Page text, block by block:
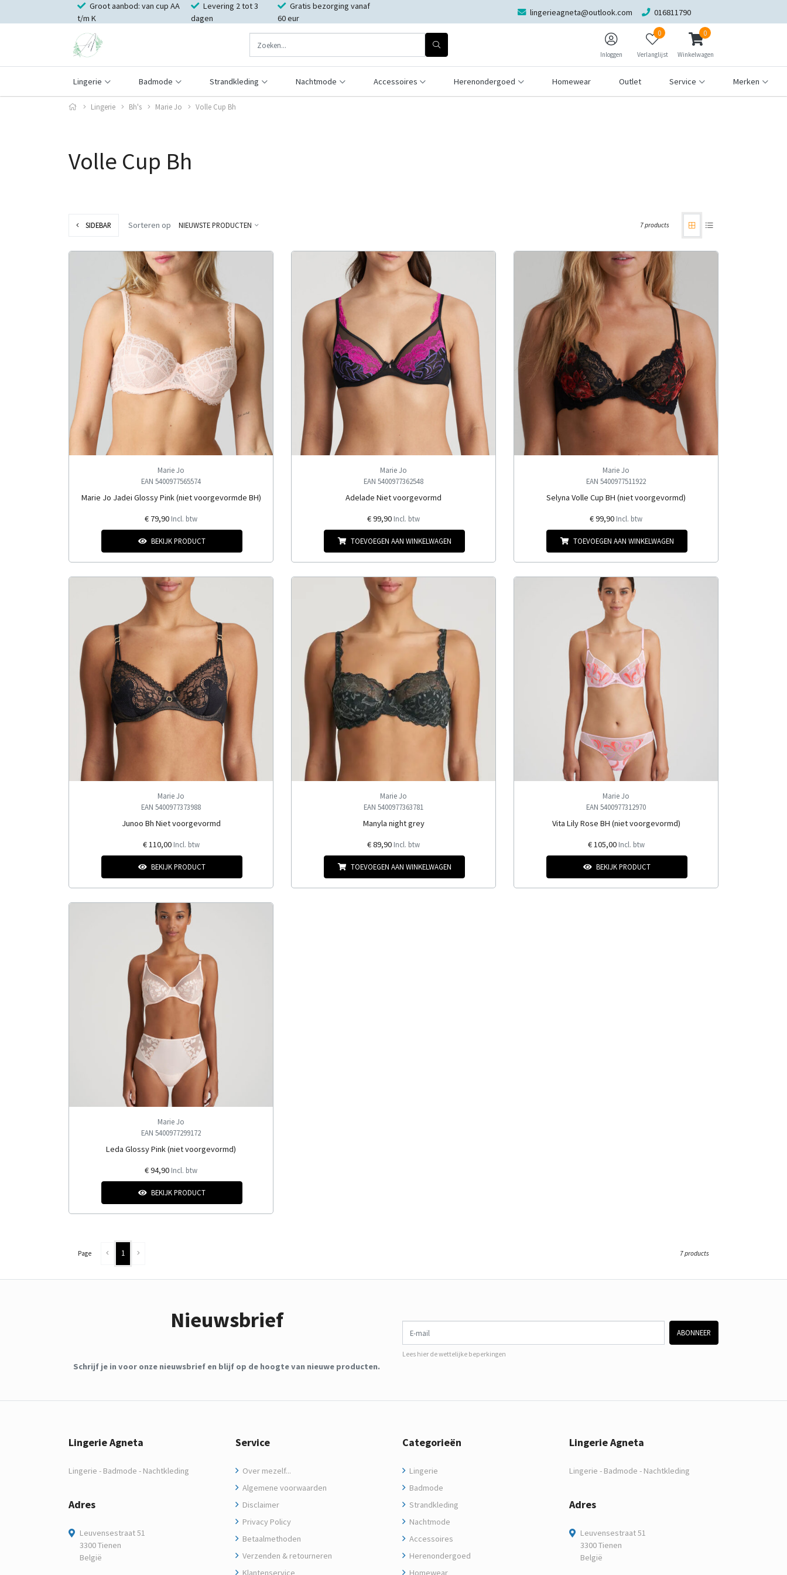
Groot aanbod: van cup AA
t/m K
Levering 2 tot 3
dagen
Gratis bezorging vanaf
60 eur
lingerieagneta@outlook.com 016811790
Inloggen
0
Verlanglijst
0
Winkelwagen
Lingerie Badmode Strandkleding Nachtmode Accessoires Herenondergoed Homewear Outlet Service Merken
Lingerie Bh's Marie Jo Volle Cup Bh
Volle Cup Bh
SIDEBAR Sorteren op NIEUWSTE PRODUCTEN 7 products
Marie Jo
EAN 5400977565574
Marie Jo Jadei Glossy Pink (niet voorgevormde BH)
€ 79,90 Incl. btw
BEKIJK PRODUCT
Marie Jo
EAN 5400977362548
Adelade Niet voorgevormd
€ 99,90 Incl. btw
TOEVOEGEN AAN WINKELWAGEN
Marie Jo
EAN 5400977511922
Selyna Volle Cup BH (niet voorgevormd)
€ 99,90 Incl. btw
TOEVOEGEN AAN WINKELWAGEN
Marie Jo
EAN 5400977373988
Junoo Bh Niet voorgevormd
€ 110,00 Incl. btw
BEKIJK PRODUCT
Marie Jo
EAN 5400977363781
Manyla night grey
€ 89,90 Incl. btw
TOEVOEGEN AAN WINKELWAGEN
Marie Jo
EAN 5400977312970
Vita Lily Rose BH (niet voorgevormd)
€ 105,00 Incl. btw
BEKIJK PRODUCT
Marie Jo
EAN 5400977299172
Leda Glossy Pink (niet voorgevormd)
€ 94,90 Incl. btw
BEKIJK PRODUCT
Page 1 7 products
Nieuwsbrief
Schrijf je in voor onze nieuwsbrief en blijf op de hoogte van nieuwe producten.
E-mail
ABONNEER
Lees hier de wettelijke beperkingen
Lingerie Agneta
Lingerie - Badmode - Nachtkleding
Adres
Leuvensestraat 51
3300 Tienen
België
Service
Over mezelf...
Algemene voorwaarden
Disclaimer
Privacy Policy
Betaalmethoden
Verzenden & retourneren
Klantenservice
Categorieën
Lingerie
Badmode
Strandkleding
Nachtmode
Accessoires
Herenondergoed
Homewear
Lingerie Agneta
Lingerie - Badmode - Nachtkleding
Adres
Leuvensestraat 51
3300 Tienen
België